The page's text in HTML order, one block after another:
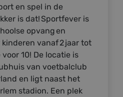
en spel in de
is dat! Sportfever is
opvang en
vanaf 2 jaar tot
10! De locatie is
van voetbalclub
en ligt naast het
stadion. Een plek